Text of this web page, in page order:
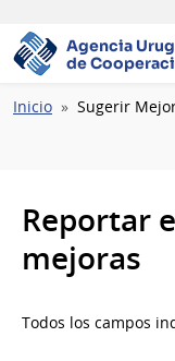
Agencia
de
Ruta
Inicio Sugerir
Reportar
mejoras
Todos los campos